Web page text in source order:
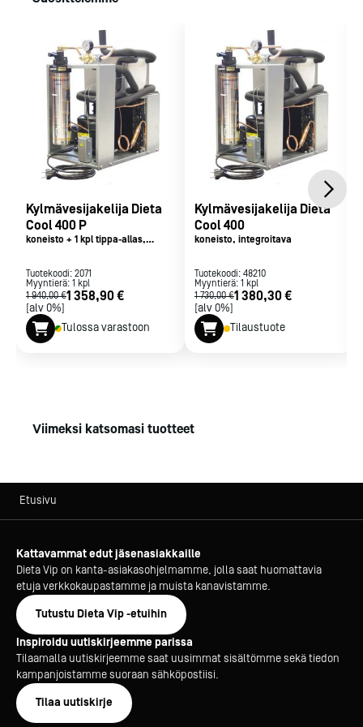
Viemäri: Poistoletku altaasta johdetaan viemäriin.
230/50/1 0,2 kW
Kylmävesijakelija Dieta
Cool 400 P
koneisto + 1 kpl tippa-allas,
Tuotekoodi: 2071
Myyntierä: 1 kpl
1 940,00 €1 358,90 €
[alv 0%]
Tulossa varastoon
Kylmävesijakelija Dieta
Cool 400
koneisto, integroitava
Tuotekoodi: 48210
Myyntierä: 1 kpl
1 730,00 €1 380,30 €
[alv 0%]
Tilaustuote
Viimeksi katsomasi tuotteet
Etusivu
Kattavammat edut jäsenasiakkaille
Dieta Vip on kanta-asiakasohjelmamme, jolla saat huomattavia
etuja verkkokaupastamme ja muista kanavistamme.
Tutustu Dieta Vip -etuihin
Inspiroidu uutiskirjeemme parissa
Tilaamalla uutiskirjeemme saat uusimmat sisältömme sekä tiedon
kampanjoistamme suoraan sähköpostiisi.
Tilaa uutiskirje